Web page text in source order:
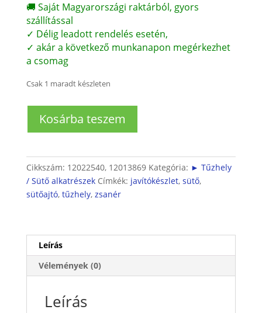
🚚 Saját Magyarországi raktárból, gyors
szállítással
✓ Délig leadott rendelés esetén,
✓ akár a következő munkanapon megérkezhet
a csomag
Csak 1 maradt készleten
zsanér
ajtózsanérok)
mennyiség
Kosárba teszem
Cikkszám: 12022540, 12013869 Kategória: ► Tűzhely
/ Sütő alkatrészek Címkék: javítókészlet, sütő,
sütőajtó, tűzhely, zsanér
Leírás
Vélemények (0)
Leírás